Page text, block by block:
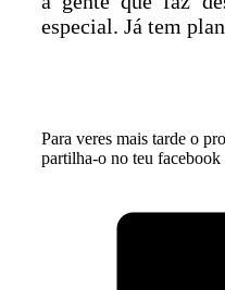
especial. Já tem
Para veres mais tarde o
partilha-o no teu